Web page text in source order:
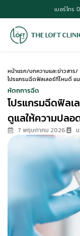
เบอร์โทร
หน้าแรก/บทความและข่าวสาร/
โปรแกรมฉีดฟิลเลอร์ที่ไหนดี
หัตถการฉีด
โปรแกรมฉีดฟิลเ
ดูแลให้ความปลอ
7 พฤษภาคม 2026